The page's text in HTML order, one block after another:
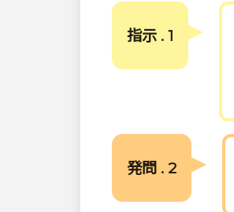
指示 . 1
発問 . 2